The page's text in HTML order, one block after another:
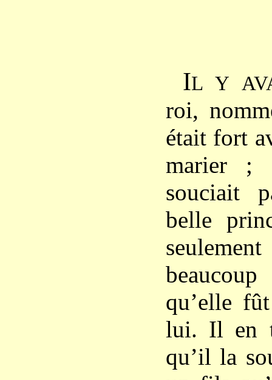
IL Y
roi,
était fort
marier ;
souciait
belle
qu’elle
lui. Il en
qu’il la